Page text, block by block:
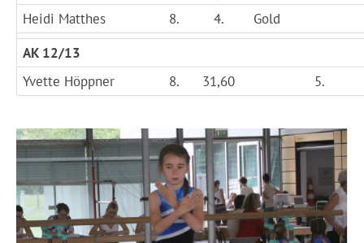
Heidi Matthes
8. 4.
Gold
AK 12/13
Yvette Höppner
8. 31,60 5.